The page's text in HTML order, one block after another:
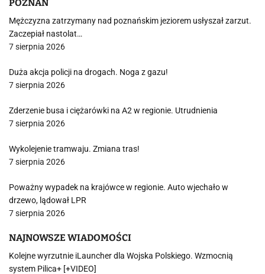
POZNAŃ
Mężczyzna zatrzymany nad poznańskim jeziorem usłyszał zarzut.
Zaczepiał nastolat…
7 sierpnia 2026
Duża akcja policji na drogach. Noga z gazu!
7 sierpnia 2026
Zderzenie busa i ciężarówki na A2 w regionie. Utrudnienia
7 sierpnia 2026
Wykolejenie tramwaju. Zmiana tras!
7 sierpnia 2026
Poważny wypadek na krajówce w regionie. Auto wjechało w
drzewo, lądował LPR
7 sierpnia 2026
NAJNOWSZE WIADOMOŚCI
Kolejne wyrzutnie iLauncher dla Wojska Polskiego. Wzmocnią
system Pilica+ [+VIDEO]